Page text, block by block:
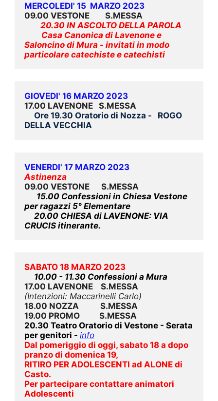
MERCOLEDI' 15  MARZO 2023
09.00 VESTONE S.MESSA
20.30 IN ASCOLTO DELLA PAROLA
Casa Canonica di Lavenone e
Saloncino di Mura - invitati in modo
particolare catechiste e catechisti
GIOVEDI' 16 MARZO 2023
17.00 LAVENONE   S.MESSA
DELLA VECCHIA
VENERDI' 17 MARZO 2023
Astinenza
09.00 VESTONE      S.MESSA
15.00 Confessioni in Chiesa Vestone
per ragazzi 5° Elementare
20.00 CHIESA di LAVENONE: VIA
CRUCIS itinerante.
SABATO 18 MARZO 2023
     10.00 - 11.30 Confessioni a Mura
17.00 LAVENONE    S.MESSA
(Intenzioni: Maccarinelli Carlo)
18.00 NOZZA           S.MESSA
19.00 PROMO          S.MESSA
20.30 Teatro Oratorio di Vestone - Serata
per genitori - info
Dal pomeriggio di oggi, sabato 18 a dopo
pranzo di domenica 19,
RITIRO PER ADOLESCENTI ad ALONE di
Casto.
Per partecipare contattare animatori
Adolescenti